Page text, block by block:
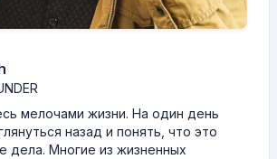
мелочами жизни. На один день
назад и понять, что это
дела. Многие из жизненных